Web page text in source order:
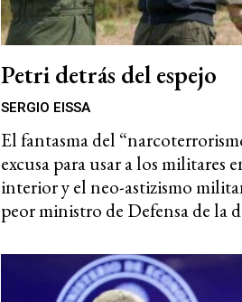
Petri detrás del espejo
SERGIO EISSA
El fantasma del
excusa para usar a los militares
interior y el neo-astizismo
peor ministro de Defensa de la